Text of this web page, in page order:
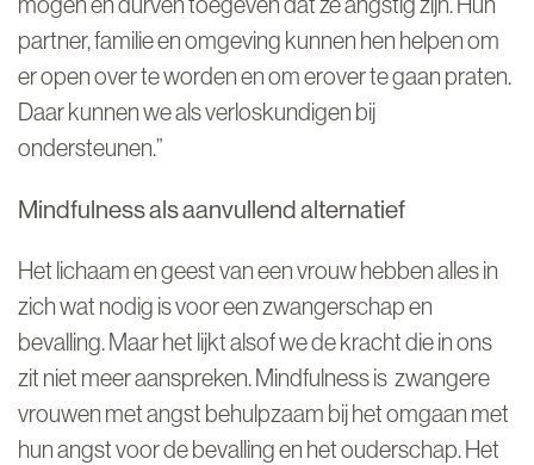
partner, familie en omgeving kunnen hen helpen om
er open over te worden en om erover te gaan praten.
Daar kunnen we als verloskundigen bij
ondersteunen.”
Mindfulness als aanvullend alternatief
Het lichaam en geest van een vrouw hebben alles in
zich wat nodig is voor een zwangerschap en
bevalling. Maar het lijkt alsof we de kracht die in ons
zit niet meer aanspreken. Mindfulness is zwangere
vrouwen met angst behulpzaam bij het omgaan met
hun angst voor de bevalling en het ouderschap. Het